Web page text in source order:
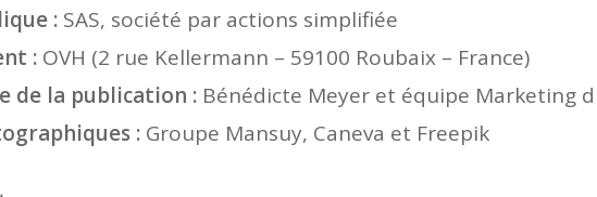
: SAS, société par actions simplifiée
: OVH (2 rue Kellermann – 59100 Roubaix – France)
de la publication : Bénédicte Meyer et équipe Marketing
: Groupe Mansuy, Caneva et Freepik